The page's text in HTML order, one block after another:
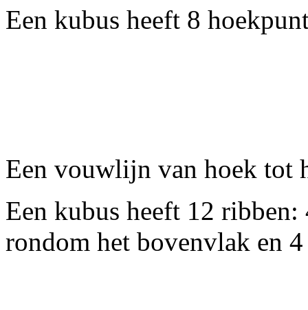
Een kubus heeft 8
Een vouwlijn van hoek tot
Een kubus heeft 12
rondom het bovenvlak en